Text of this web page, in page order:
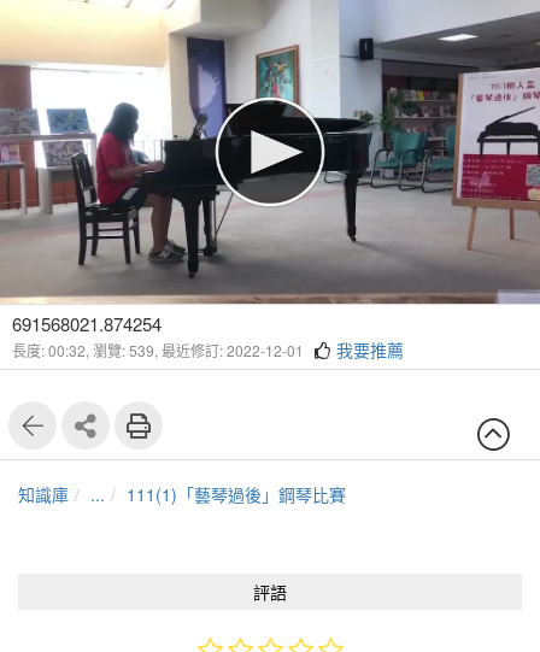
691568021.874254
長度: 00:32, 瀏覽: 539, 最近修訂: 2022-12-01 我要推薦
知識庫 ... 111(1)「藝琴過後」鋼琴比賽
評語